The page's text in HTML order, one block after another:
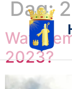
Dag:
Wat
2023?